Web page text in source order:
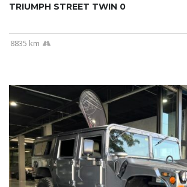
TRIUMPH STREET TWIN 0
8835 km